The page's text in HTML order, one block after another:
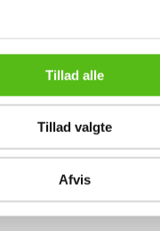
Tillad alle
Tillad valgte
Afvis